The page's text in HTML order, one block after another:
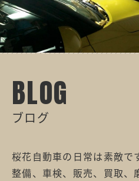
BLOG
ブログ
桜花自動車の日常は素敵で
整備、車検、販売、買取、